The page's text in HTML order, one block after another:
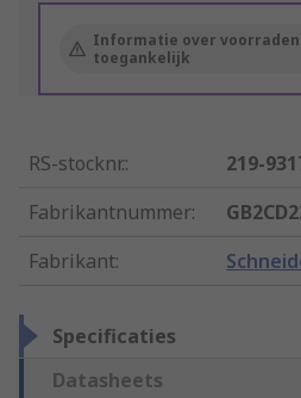
Informatie over
toegankelijk
RS-stocknr.:
219-
Fabrikantnummer:
Fabrikant:
Specificaties
Datasheets